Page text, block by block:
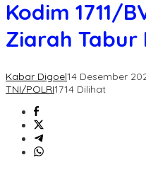
Kodim
Bunga
Kodim 1711/
Ziarah Tabur
Kabar Digoel14 Desember
TNI/POLRI1714 Dilihat